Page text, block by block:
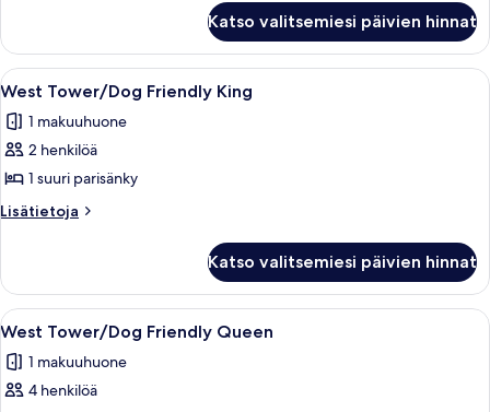
kuvat
Lodge
Double
King
Katso valitsemiesi päivien hinnat
Avaa
kaikki
huonetyypin
West
Tower/Dog
Friendly
Hotellihuone, jossa on suuri sänky,
3
West Tower/Dog Friendly King
1 makuuhuone
2 henkilöä
1 suuri parisänky
Lisätietoja
Lisätietoja
Friendly
King
Katso valitsemiesi päivien hinnat
Avaa
kaikki
huonetyypin
West
Hotellihuone, jossa on kaksi
2
West Tower/Dog Friendly Queen
1 makuuhuone
4 henkilöä